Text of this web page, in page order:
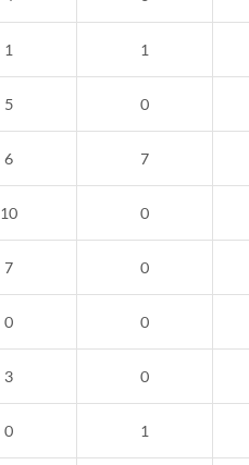
1 1
5 0
6 7
10 0
7 0
0 0
3 0
0 1